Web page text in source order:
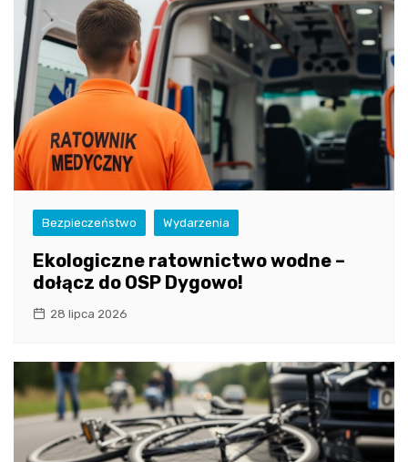
Bezpieczeństwo Wydarzenia
Ekologiczne ratownictwo wodne –
dołącz do OSP Dygowo!
28 lipca 2026